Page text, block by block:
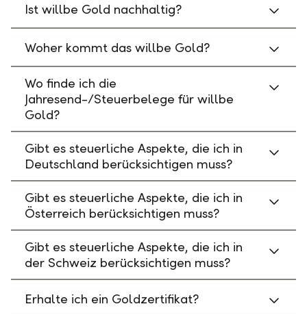
Ist willbe Gold nachhaltig?
Woher kommt das willbe Gold?
Wo finde ich die
Jahresend-/Steuerbelege für willbe
Gold?
Gibt es steuerliche Aspekte, die ich in
Deutschland berücksichtigen muss?
Gibt es steuerliche Aspekte, die ich in
Österreich berücksichtigen muss?
Gibt es steuerliche Aspekte, die ich in
der Schweiz berücksichtigen muss?
Erhalte ich ein Goldzertifikat?